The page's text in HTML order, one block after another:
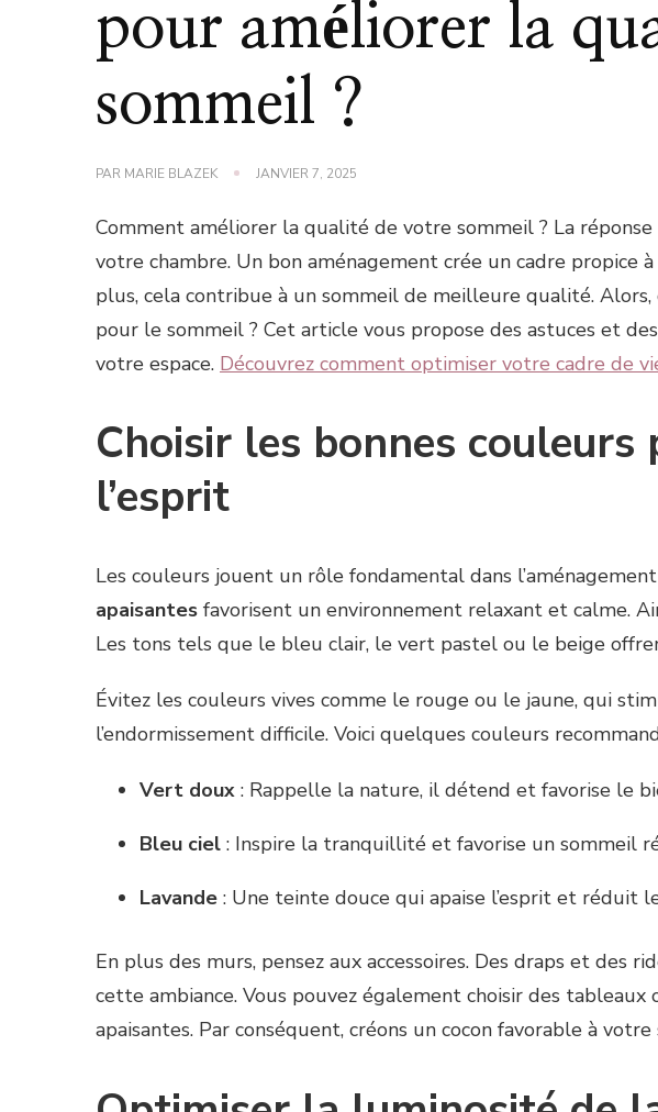
pour améliorer la
sommeil ?
PAR MARIE BLAZEK JANVIER 7, 2025
Comment améliorer la qualité de votre sommeil ? La
votre chambre. Un bon aménagement crée un cadre propice
plus, cela contribue à un sommeil de meilleure qualité.
pour le sommeil ? Cet article vous propose des astuces et
votre espace. Découvrez comment optimiser votre cadre de
Choisir les bonnes couleurs
l’esprit
Les couleurs jouent un rôle fondamental dans l’aménagement
apaisantes favorisent un environnement relaxant et calme.
Les tons tels que le bleu clair, le vert pastel ou le beige
Évitez les couleurs vives comme le rouge ou le jaune, qui
l’endormissement difficile. Voici quelques couleurs
Vert doux : Rappelle la nature, il détend et favorise le
Bleu ciel : Inspire la tranquillité et favorise un sommeil
Lavande : Une teinte douce qui apaise l’esprit et réduit
En plus des murs, pensez aux accessoires. Des draps et des
cette ambiance. Vous pouvez également choisir des
apaisantes. Par conséquent, créons un cocon favorable à